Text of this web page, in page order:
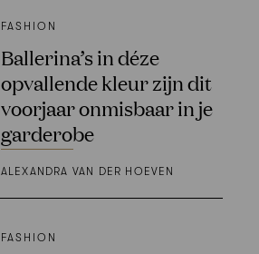
FASHION
Ballerina’s in déze
opvallende kleur zijn dit
voorjaar onmisbaar in je
garderobe
ALEXANDRA VAN DER HOEVEN
FASHION